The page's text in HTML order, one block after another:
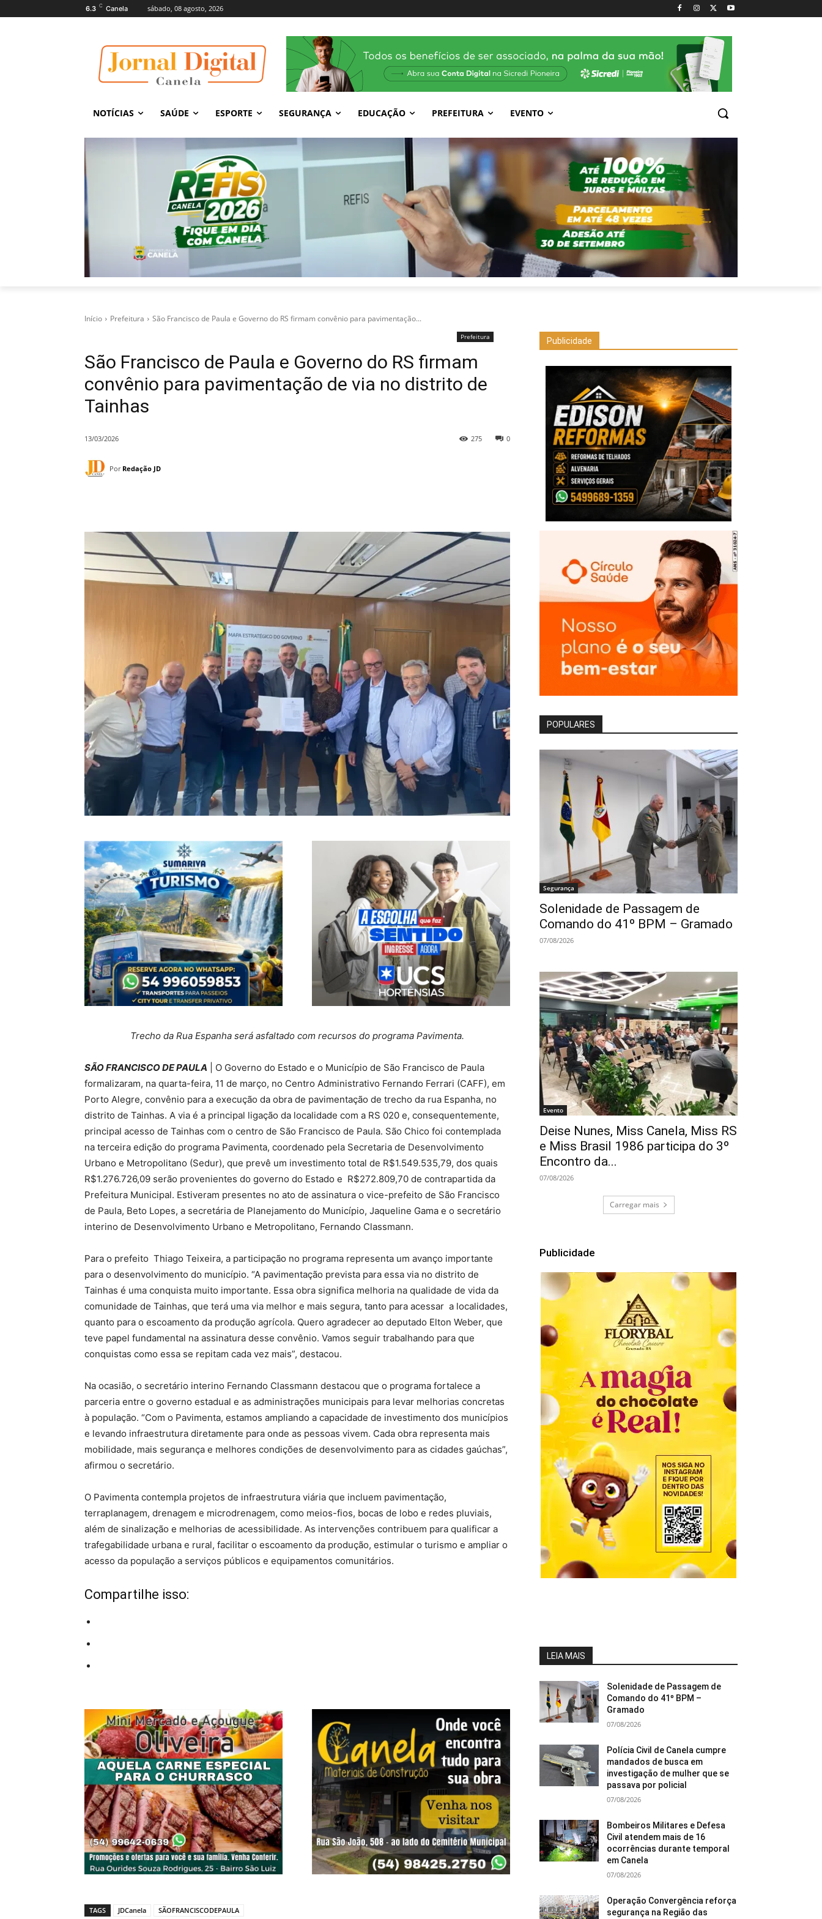
6.3 C Canela sábado, 08 agosto, 2026
NOTÍCIAS SAÚDE ESPORTE SEGURANÇA EDUCAÇÃO PREFEITURA EVENTO
Início Prefeitura São Francisco de Paula e Governo do RS firmam convênio para pavimentação...
Prefeitura
São Francisco de Paula e Governo do RS firmam
convênio para pavimentação de via no distrito de
Tainhas
13/03/2026 0
275
Por Redação JD
Trecho da Rua Espanha será asfaltado com recursos do programa Pavimenta.
SÃO FRANCISCO DE PAULA | O Governo do Estado e o Município de São Francisco de Paula
formalizaram, na quarta-feira, 11 de março, no Centro Administrativo Fernando Ferrari (CAFF), em
Porto Alegre, convênio para a execução da obra de pavimentação de trecho da rua Espanha, no
distrito de Tainhas. A via é a principal ligação da localidade com a RS 020 e, consequentemente,
principal acesso de Tainhas com o centro de São Francisco de Paula. São Chico foi contemplada
na terceira edição do programa Pavimenta, coordenado pela Secretaria de Desenvolvimento
Urbano e Metropolitano (Sedur), que prevê um investimento total de R$1.549.535,79, dos quais
R$1.276.726,09 serão provenientes do governo do Estado e R$272.809,70 de contrapartida da
Prefeitura Municipal. Estiveram presentes no ato de assinatura o vice-prefeito de São Francisco
de Paula, Beto Lopes, a secretária de Planejamento do Município, Jaqueline Gama e o secretário
interino de Desenvolvimento Urbano e Metropolitano, Fernando Classmann.
Para o prefeito Thiago Teixeira, a participação no programa representa um avanço importante
para o desenvolvimento do município. “A pavimentação prevista para essa via no distrito de
Tainhas é uma conquista muito importante. Essa obra significa melhoria na qualidade de vida da
comunidade de Tainhas, que terá uma via melhor e mais segura, tanto para acessar a localidades,
quanto para o escoamento da produção agrícola. Quero agradecer ao deputado Elton Weber, que
teve papel fundamental na assinatura desse convênio. Vamos seguir trabalhando para que
conquistas como essa se repitam cada vez mais”, destacou.
Na ocasião, o secretário interino Fernando Classmann destacou que o programa fortalece a
parceria entre o governo estadual e as administrações municipais para levar melhorias concretas
à população. “Com o Pavimenta, estamos ampliando a capacidade de investimento dos municípios
e levando infraestrutura diretamente para onde as pessoas vivem. Cada obra representa mais
mobilidade, mais segurança e melhores condições de desenvolvimento para as cidades gaúchas”,
afirmou o secretário.
O Pavimenta contempla projetos de infraestrutura viária que incluem pavimentação,
terraplanagem, drenagem e microdrenagem, como meios-fios, bocas de lobo e redes pluviais,
além de sinalização e melhorias de acessibilidade. As intervenções contribuem para qualificar a
trafegabilidade urbana e rural, facilitar o escoamento da produção, estimular o turismo e ampliar o
acesso da população a serviços públicos e equipamentos comunitários.
Compartilhe isso:
TAGS JDCanela SÃOFRANCISCODEPAULA
Publicidade
POPULARES
Segurança
Solenidade de Passagem de
Comando do 41º BPM – Gramado
07/08/2026
Evento
Deise Nunes, Miss Canela, Miss RS
e Miss Brasil 1986 participa do 3º
Encontro da...
07/08/2026
Carregar mais
Publicidade
LEIA MAIS
Solenidade de Passagem de
Comando do 41º BPM –
Gramado
07/08/2026
Polícia Civil de Canela cumpre
mandados de busca em
investigação de mulher que se
passava por policial
07/08/2026
Bombeiros Militares e Defesa
Civil atendem mais de 16
ocorrências durante temporal
em Canela
07/08/2026
Operação Convergência reforça
segurança na Região das